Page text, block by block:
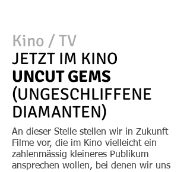
Kino / TV
JETZT IM KINO
UNCUT GEMS
(UNGESCHLIFFENE
DIAMANTEN)
An dieser Stelle stellen wir in Zukunft
Filme vor, die im Kino vielleicht ein
zahlenmässig kleineres Publikum
ansprechen wollen, bei denen wir uns